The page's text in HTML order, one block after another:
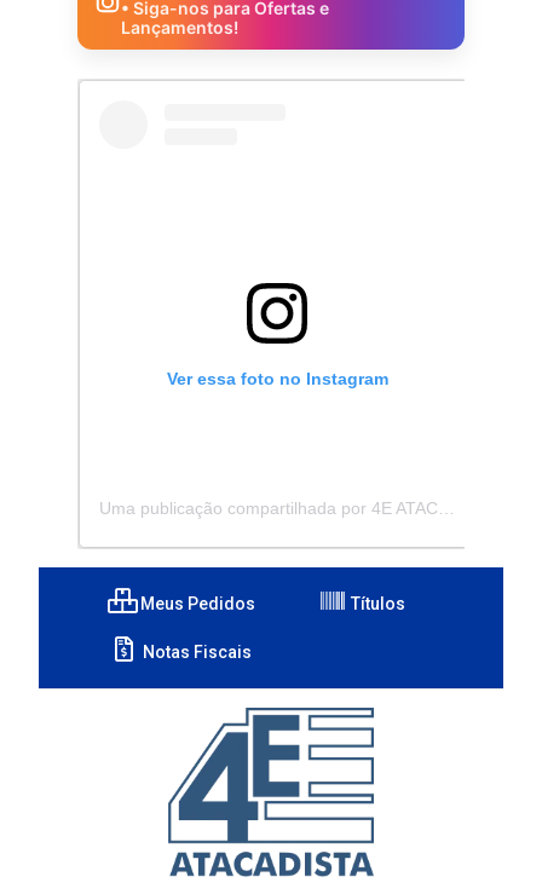
• Siga-nos para Ofertas e
Lançamentos!
Ver essa foto no Instagram
Meus Pedidos Títulos
Notas Fiscais